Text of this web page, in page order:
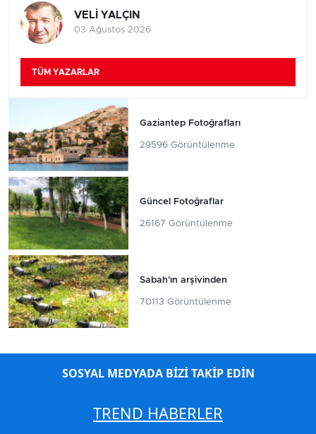
VELİ YALÇIN
03 Ağustos 2026
TÜM YAZARLAR
Gaziantep Fotoğrafları
29596 Görüntülenme
Güncel Fotoğraflar
26167 Görüntülenme
Sabah'ın arşivinden
70113 Görüntülenme
SOSYAL MEDYADA BİZİ TAKİP EDİN
TREND HABERLER